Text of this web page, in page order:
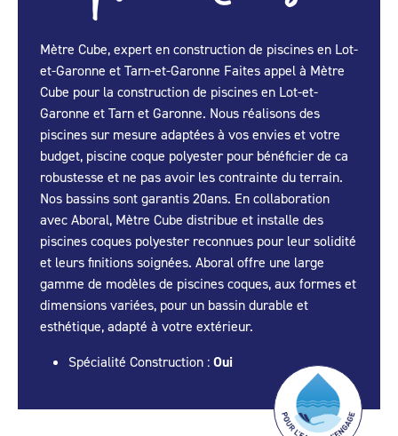
Mètre Cube, expert en construction de piscines en Lot-
et-Garonne et Tarn-et-Garonne Faites appel à Mètre
Cube pour la construction de piscines en Lot-et-
Garonne et Tarn et Garonne. Nous réalisons des
piscines sur mesure adaptées à vos envies et votre
budget, piscine coque polyester pour bénéficier de ca
robustesse et ne pas avoir les contrainte du terrain.
Nos bassins sont garantis 20ans. En collaboration
avec Aboral, Mètre Cube distribue et installe des
piscines coques polyester reconnues pour leur solidité
et leurs finitions soignées. Aboral offre une large
gamme de modèles de piscines coques, aux formes et
dimensions variées, pour un bassin durable et
esthétique, adapté à votre extérieur.
Spécialité Construction : Oui